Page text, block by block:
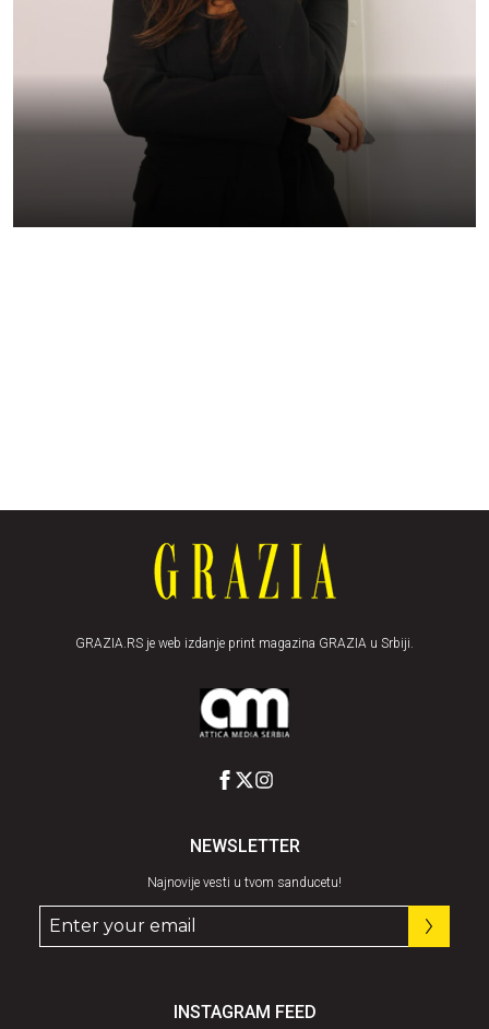
GRAZIA.RS je web izdanje print magazina GRAZIA u Srbiji.
NEWSLETTER
Najnovije vesti u tvom sanducetu!
INSTAGRAM FEED